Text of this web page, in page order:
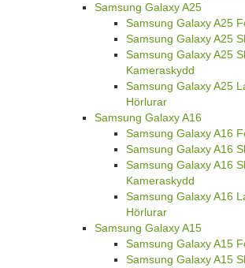
Samsung Galaxy A25
Samsung Galaxy A25
Samsung Galaxy A25
Samsung Galaxy A25
Kameraskydd
Samsung Galaxy A25
Hörlurar
Samsung Galaxy A16
Samsung Galaxy A16
Samsung Galaxy A16
Samsung Galaxy A16
Kameraskydd
Samsung Galaxy A16
Hörlurar
Samsung Galaxy A15
Samsung Galaxy A15
Samsung Galaxy A15